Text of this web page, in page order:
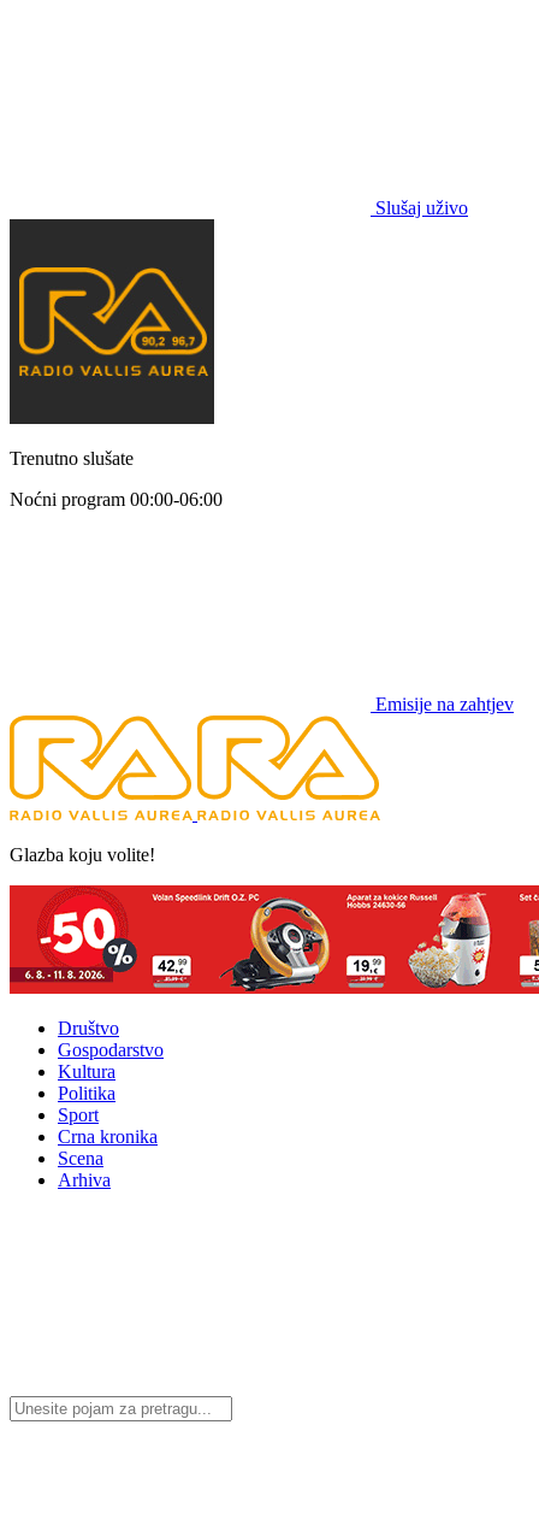
Slušaj uživo
Trenutno slušate
Noćni program 00:00-06:00
Emisije na zahtjev
Glazba koju volite!
Društvo
Gospodarstvo
Kultura
Politika
Sport
Crna kronika
Scena
Arhiva